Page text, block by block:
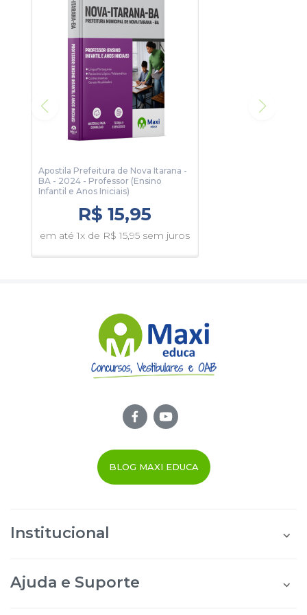
Recursos visuais pedagógicos.
Com este material sua preparação será completa e
Para conhecer um pouco, clique no botão Sumário e veja
algumas páginas da apostila.
Apostila Prefeitura de Nova Itarana -
BA - 2024 - Professor (Ensino
Infantil e Anos Iniciais)
R$ 15,95
em até 1x de R$ 15,95 sem juros
BLOG MAXI EDUCA
Institucional
Área do Afiliado
Ajuda e Suporte